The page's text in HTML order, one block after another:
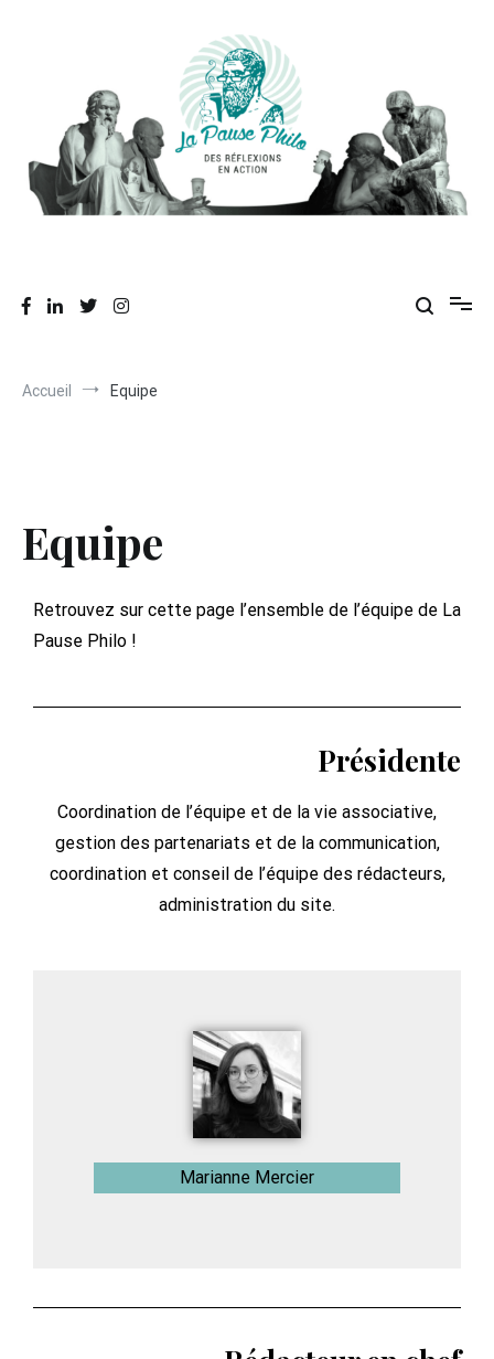
Accueil Equipe
Equipe
Retrouvez sur cette page l’ensemble de l’équipe de La
Pause Philo !
Présidente
Coordination de l’équipe et de la vie associative,
gestion des partenariats et de la communication,
coordination et conseil de l’équipe des rédacteurs,
administration du site.
Marianne Mercier